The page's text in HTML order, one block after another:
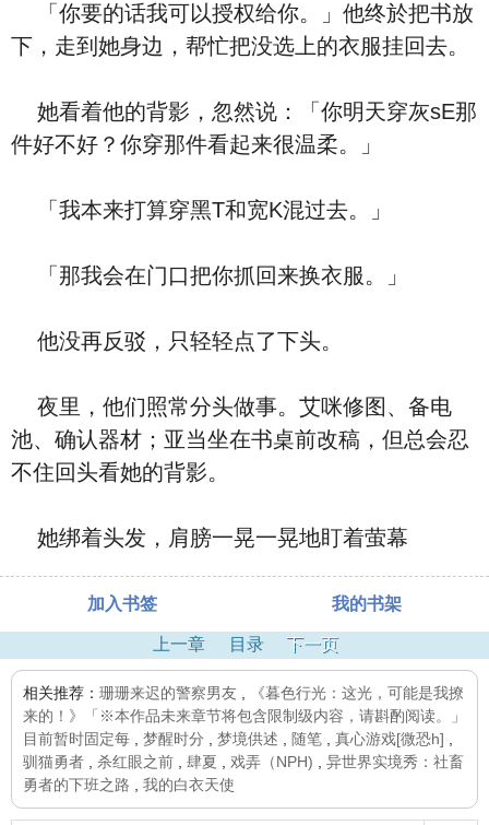
「你要的话我可以授权给你。」他终於把书放
下，走到她身边，帮忙把没选上的衣服挂回去。
她看着他的背影，忽然说：「你明天穿灰sE那
件好不好？你穿那件看起来很温柔。」
「我本来打算穿黑T和宽K混过去。」
「那我会在门口把你抓回来换衣服。」
他没再反驳，只轻轻点了下头。
夜里，他们照常分头做事。艾咪修图、备电
池、确认器材；亚当坐在书桌前改稿，但总会忍
不住回头看她的背影。
她绑着头发，肩膀一晃一晃地盯着萤幕
加入书签 我的书架
上一章 目录 下一页
相关推荐： 珊珊来迟的警察男友
《暮色行光：这光，可能是我撩
来的！》「※本作品未来章节将包含限制级内容，请斟酌阅读。」
目前暂时固定每
梦醒时分 梦境供述 随笔 真心游戏[微恐h]
驯猫勇者
杀红眼之前 肆夏 戏弄（NPH)
异世界实境秀：社畜
勇者的下班之路
我的白衣天使